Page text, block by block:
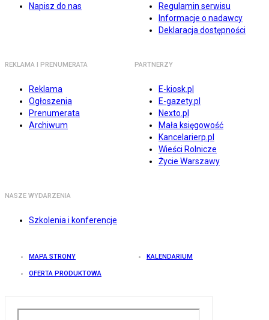
Napisz do nas
Regulamin serwisu
Informacje o nadawcy
Deklaracja dostępności
REKLAMA I PRENUMERATA
Reklama
Ogłoszenia
Prenumerata
Archiwum
PARTNERZY
E-kiosk.pl
E-gazety.pl
Nexto.pl
Mała księgowość
Kancelarierp.pl
Wieści Rolnicze
Życie Warszawy
NASZE WYDARZENIA
Szkolenia i konferencje
MAPA STRONY KALENDARIUM
OFERTA PRODUKTOWA